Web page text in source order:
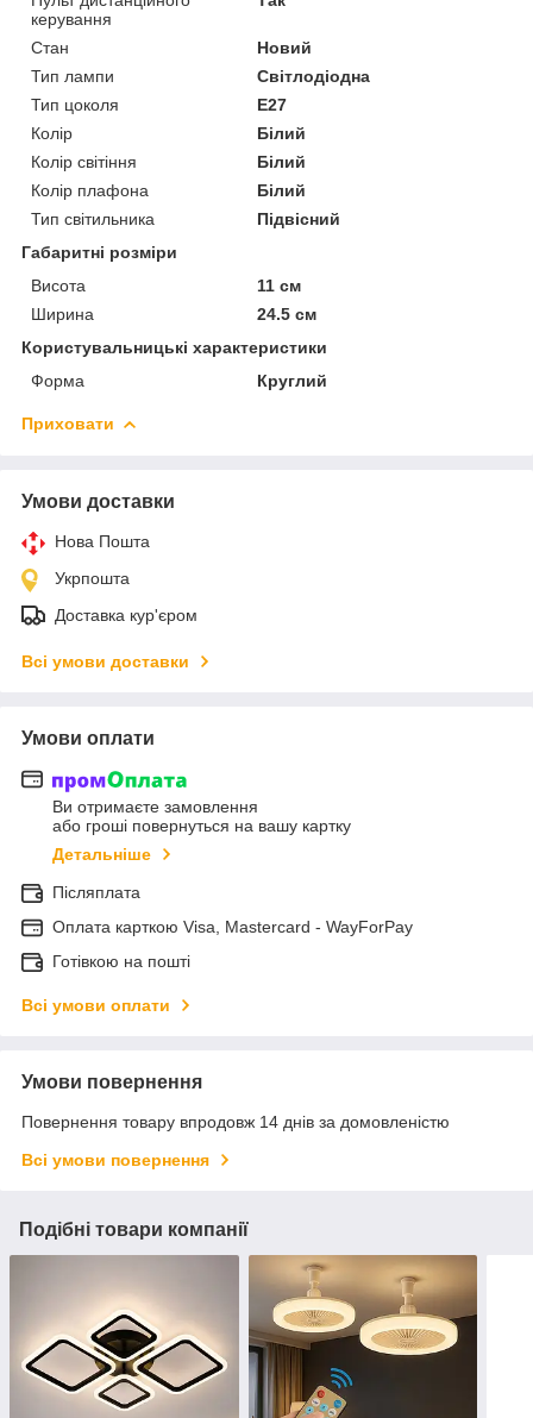
керування
Стан
Новий
Тип лампи
Світлодіодна
Тип цоколя
E27
Колір
Білий
Колір світіння
Білий
Колір плафона
Білий
Тип світильника
Підвісний
Габаритні розміри
Висота
11 см
Ширина
24.5 см
Користувальницькі характеристики
Форма
Круглий
Приховати
Умови доставки
Нова Пошта
Укрпошта
Доставка кур'єром
Всі умови доставки
Умови оплати
Ви отримаєте замовлення
або гроші повернуться на вашу картку
Детальніше
Післяплата
Оплата карткою Visa, Mastercard - WayForPay
Готівкою на пошті
Всі умови оплати
Умови повернення
Повернення товару впродовж 14 днів за домовленістю
Всі умови повернення
Подібні товари компанії